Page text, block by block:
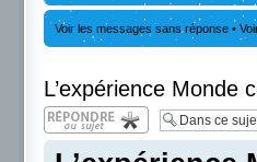
Voir les messages sans réponse •
L’expérience Monde
Répondre